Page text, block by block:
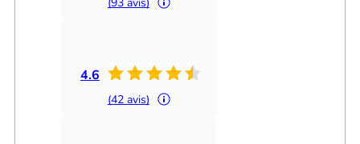
4.6
(42 avis)